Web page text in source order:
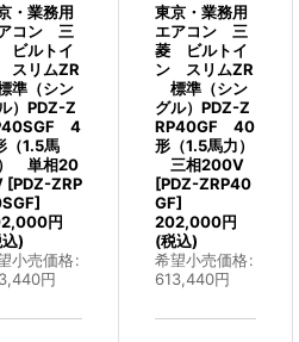
・業務用
コン 三
ルトイ
スリムZR
準（シン
）PDZ-Z
4
（1.5馬
単相20
[PDZ-ZRP
]
円
)
小売価格:
円
東京・業務用
エアコン 三
菱 ビルトイ
ン スリムZR
標準（シン
グル）PDZ-Z
RP40GF 40
形（1.5馬力）
三相200V
[PDZ-ZRP40
GF]
202,000円
(税込)
希望小売価格:
613,440円